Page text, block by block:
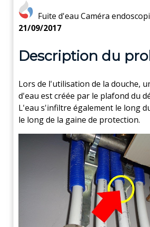
Fuite d'eau Caméra
21/09/2017
Description du
Lors de l'utilisation de la douche,
d'eau est créée par le plafond du
L'eau s'infiltre également le long
le long de la gaine de protection.